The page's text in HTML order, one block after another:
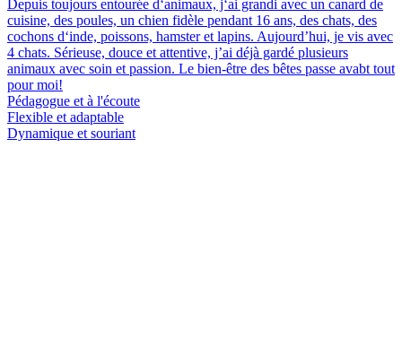
Depuis toujours entourée d‘animaux, j‘ai grandi avec un canard de
cuisine, des poules, un chien fidèle pendant 16 ans, des chats, des
cochons d‘inde, poissons, hamster et lapins. Aujourd’hui, je vis avec
4 chats. Sérieuse, douce et attentive, j’ai déjà gardé plusieurs
animaux avec soin et passion. Le bien-être des bêtes passe avabt tout
pour moi!
Pédagogue et à l'écoute
Flexible et adaptable
Dynamique et souriant